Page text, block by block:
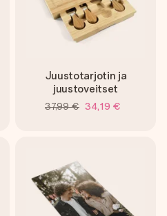
Juustotarjotin ja
juustoveitset
37,99 € 34,19 €